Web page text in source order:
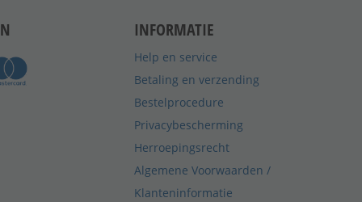
INFORMATIE
Help en service
Betaling en verzending
Bestelprocedure
Privacybescherming
Herroepingsrecht
Algemene Voorwaarden /
Klanteninformatie